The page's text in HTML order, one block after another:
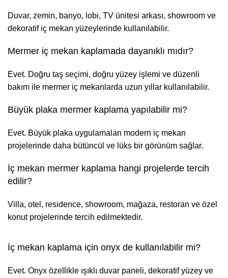
Duvar, zemin, banyo, lobi, TV ünitesi arkası, showroom ve
dekoratif iç mekan yüzeylerinde kullanılabilir.
Mermer iç mekan kaplamada dayanıklı mıdır?
Evet. Doğru taş seçimi, doğru yüzey işlemi ve düzenli
bakım ile mermer iç mekanlarda uzun yıllar kullanılabilir.
Büyük plaka mermer kaplama yapılabilir mi?
Evet. Büyük plaka uygulamaları modern iç mekan
projelerinde daha bütüncül ve lüks bir görünüm sağlar.
İç mekan mermer kaplama hangi projelerde tercih
edilir?
Villa, otel, residence, showroom, mağaza, restoran ve özel
konut projelerinde tercih edilmektedir.
İç mekan kaplama için onyx de kullanılabilir mi?
Evet. Onyx özellikle ışıklı duvar paneli, dekoratif yüzey ve